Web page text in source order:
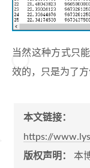
当然这种方式只
效的，只是为了方
本文链接：
https://
版权声明： 本